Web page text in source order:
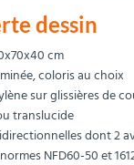
dessin
cm
coloris au choix
sur glissières de
translucide
dont 2
NFD60-50 et